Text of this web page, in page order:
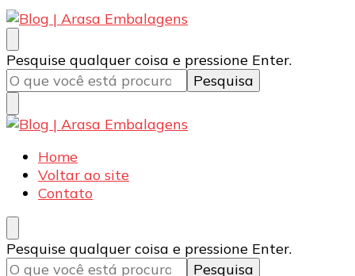
Blog | Arasa Embalagens
Confira conteúdos sobre embalagens para pizzas,
doces e salgados. Tudo para seu comércio com a
qualidade Arasa. Leia nossos conteúdos!
Procurando
algo?
Pesquise qualquer coisa e pressione Enter.
Blog | Arasa Embalagens
Confira conteúdos sobre embalagens para pizzas,
doces e salgados. Tudo para seu comércio com a
qualidade Arasa. Leia nossos conteúdos!
Home
Voltar ao site
Contato
Procurando
algo?
Pesquise qualquer coisa e pressione Enter.